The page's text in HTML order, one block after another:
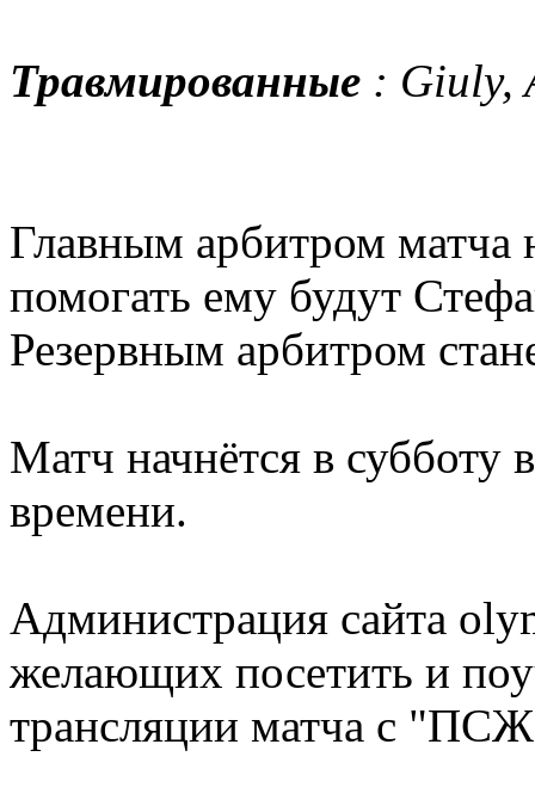
Травмированные : Giuly,
Главным арбитром матча
помогать ему будут
Резервным арбитром
Матч начнётся в субботу
времени.
Администрация сайта
желающих посетить и
трансляции матча с